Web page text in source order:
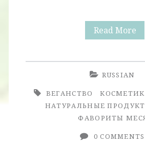
Read More
RUSSIAN
ВЕГАНСТВО
НАТУРАЛЬНЫЕ
ФАВОРИТЫ
0 COMMENTS